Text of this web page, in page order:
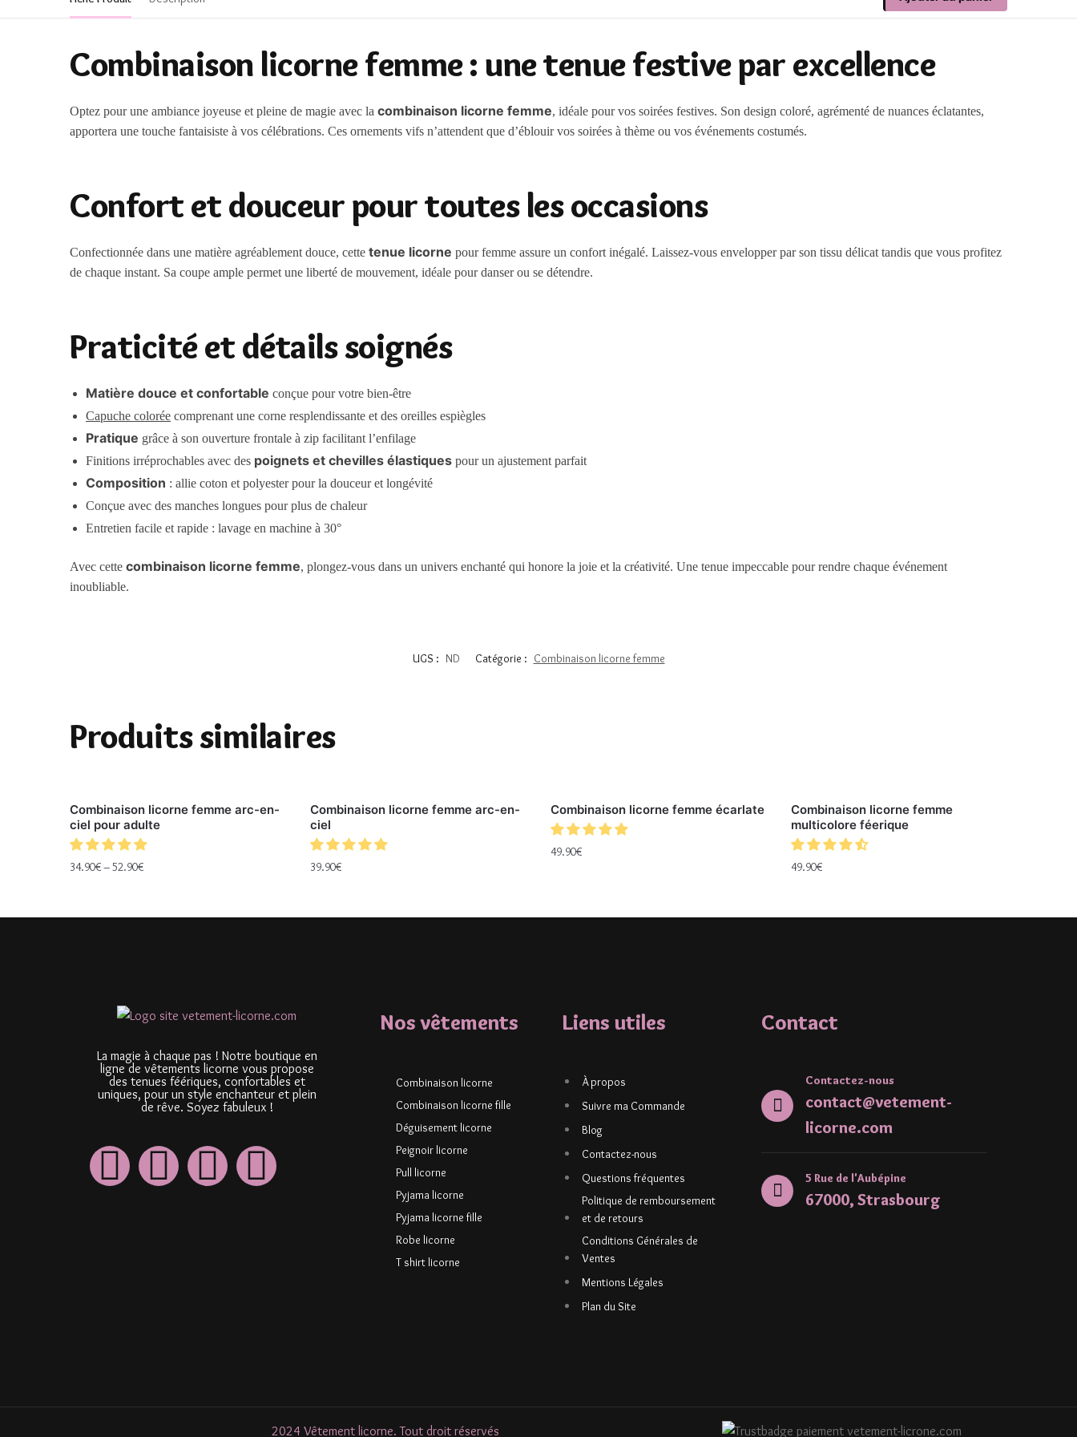
Combinaison licorne femme : une tenue festive par excellence
Optez pour une ambiance joyeuse et pleine de magie avec lacombinaison licorne femme, idéale pour vos soirées festives. Son design coloré, agrémenté de nuances éclatantes,
apportera une touche fantaisiste à vos célébrations. Ces ornements vifs n’attendent que d’éblouir vos soirées à thème ou vos événements costumés.
Confort et douceur pour toutes les occasions
Confectionnée dans une matière agréablement douce, cettetenue licorne pour femme assure un confort inégalé. Laissez-vous envelopper par son tissu délicat tandis que vous profitez
de chaque instant. Sa coupe ample permet une liberté de mouvement, idéale pour danser ou se détendre.
Praticité et détails soignés
Matière douce et confortable conçue pour votre bien-être
Capuche colorée comprenant une corne resplendissante et des oreilles espiègles
Pratique grâce à son ouverture frontale à zip facilitant l’enfilage
Finitions irréprochables avec des poignets et chevilles élastiques pour un ajustement parfait
Composition : allie coton et polyester pour la douceur et longévité
Conçue avec des manches longues pour plus de chaleur
Entretien facile et rapide : lavage en machine à 30°
Avec cettecombinaison licorne femme, plongez-vous dans un univers enchanté qui honore la joie et la créativité. Une tenue impeccable pour rendre chaque événement
inoubliable.
UGS : ND Catégorie : Combinaison licorne femme
Produits similaires
Combinaison licorne femme arc-en-
ciel pour adulte
34.90€–52.90€
Combinaison licorne femme arc-en-
ciel
39.90€
Combinaison licorne femme écarlate
49.90€
Combinaison licorne femme
multicolore féerique
49.90€
La magie à chaque pas ! Notre boutique en
ligne de vêtements licorne vous propose
des tenues féériques, confortables et
uniques, pour un style enchanteur et plein
de rêve. Soyez fabuleux !
Nos vêtements
Combinaison licorne
Combinaison licorne fille
Déguisement licorne
Peignoir licorne
Pull licorne
Pyjama licorne
Pyjama licorne fille
Robe licorne
T shirt licorne
Liens utiles
À propos
Suivre ma Commande
Blog
Contactez-nous
Questions fréquentes
Politique de remboursement
et de retours
Conditions Générales de
Ventes
Mentions Légales
Plan du Site
Contact
Contactez-nous
contact@vetement-
licorne.com
5 Rue de l'Aubépine
67000, Strasbourg
2024 Vêtement licorne. Tout droit réservés